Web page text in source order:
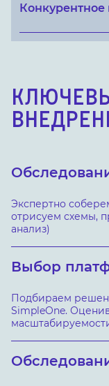
Экспертно
отрисуем схемы,
анализ)
Выбор
Подбираем
SimpleOne.